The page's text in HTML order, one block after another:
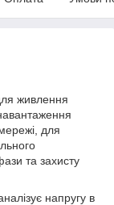
живлення
для
та захисту
напругу в